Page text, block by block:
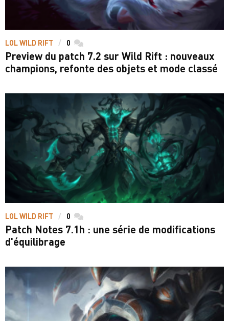
LOL WILD RIFT 0 commentaires
Preview du patch 7.2 sur Wild Rift : nouveaux
champions, refonte des objets et mode classé
LOL WILD RIFT 0 commentaires
Patch Notes 7.1h : une série de modifications
d'équilibrage